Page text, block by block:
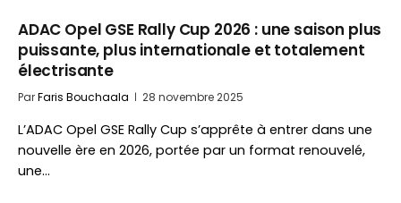
ADAC Opel GSE Rally Cup 2026 : une saison plus
puissante, plus internationale et totalement
électrisante
ParFaris Bouchaala 28 novembre 2025
L’ADAC Opel GSE Rally Cup s’apprête à entrer dans une
nouvelle ère en 2026, portée par un format renouvelé,
une…